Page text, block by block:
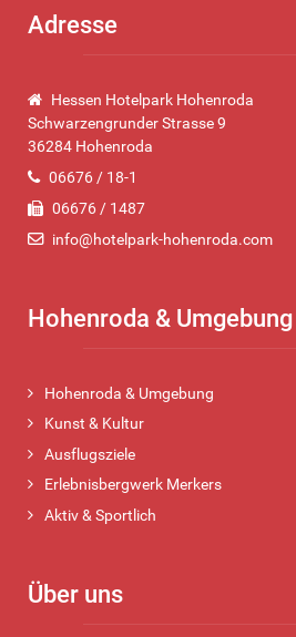
Adresse
Hessen Hotelpark Hohenroda
Schwarzengrunder Strasse 9
36284 Hohenroda
06676 / 18-1
06676 / 1487
info@hotelpark-hohenroda.com
Hohenroda & Umgebung
Hohenroda & Umgebung
Kunst & Kultur
Ausflugsziele
Erlebnisbergwerk Merkers
Aktiv & Sportlich
Über uns